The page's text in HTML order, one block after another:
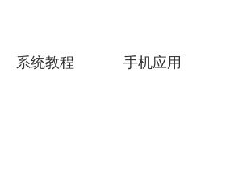
系统教程 手机应用